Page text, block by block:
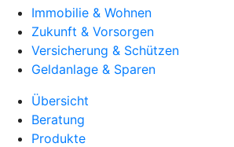
Immobilie & Wohnen
Zukunft & Vorsorgen
Versicherung & Schützen
Geldanlage & Sparen
Übersicht
Beratung
Produkte